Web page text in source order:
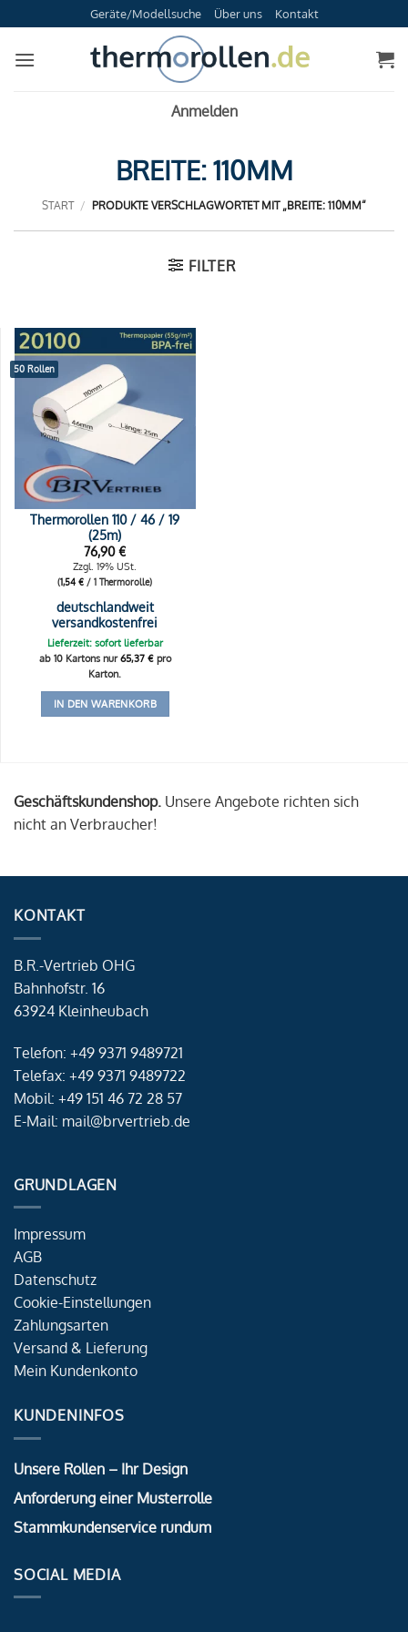
Inhalt
springen
Geräte/Modellsuche Über uns Kontakt
Anmelden
BREITE: 110MM
START / PRODUKTE VERSCHLAGWORTET MIT „BREITE: 110MM“
FILTER
50 Rollen
Thermorollen 110 / 46 / 19
(25m)
76,90€
Zzgl. 19% USt.
(1,54€ / 1 Thermorolle)
deutschlandweit
versandkostenfrei
Lieferzeit: sofort lieferbar
ab 10 Kartons nur65,37 €pro
Karton.
IN DEN WARENKORB
Geschäftskundenshop. Unsere Angebote richten sich
nicht an Verbraucher!
KONTAKT
B.R.-Vertrieb OHG
Bahnhofstr. 16
63924 Kleinheubach
Telefon: +49 9371 9489721
Telefax: +49 9371 9489722
Mobil: +49 151 46 72 28 57
E-Mail: mail@brvertrieb.de
GRUNDLAGEN
Impressum
AGB
Datenschutz
Cookie-Einstellungen
Zahlungsarten
Versand & Lieferung
Mein Kundenkonto
KUNDENINFOS
Unsere Rollen – Ihr Design
Anforderung einer Musterrolle
Stammkundenservice rundum
SOCIAL MEDIA